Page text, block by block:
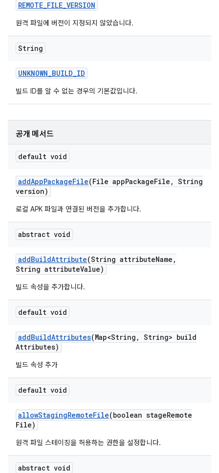
REMOTE_FILE_VERSION
원격 파일에 버전이 지정되지 않았습니다.
String
UNKNOWN_BUILD_ID
빌드 ID를 알 수 없는 경우의 기본값입니다.
공개 메서드
default void
addAppPackageFile(File appPackageFile , String
version)
로컬 APK 파일과 연결된 버전을 추가합니다.
abstract void
addBuildAttribute(String attributeName ,
String attributeValue)
빌드 속성을 추가합니다.
default void
addBuildAttributes(Map<String , String> build
Attributes)
빌드 속성 추가
default void
allowStagingRemoteFile(boolean stageRemote
File)
원격 파일 스테이징을 허용하는 권한을 설정합니다.
abstract void